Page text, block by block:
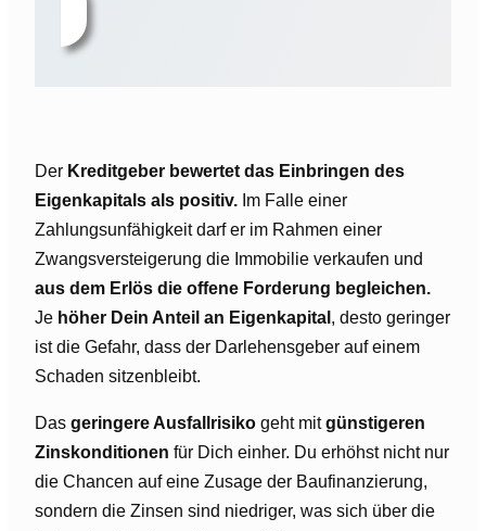
Der Kreditgeber bewertet das Einbringen des
Eigenkapitals als positiv. Im Falle einer
Zahlungsunfähigkeit darf er im Rahmen einer
Zwangsversteigerung die Immobilie verkaufen und
aus dem Erlös die offene Forderung begleichen.
Je höher Dein Anteil an Eigenkapital , desto geringer
ist die Gefahr, dass der Darlehensgeber auf einem
Schaden sitzenbleibt.
Das geringere Ausfallrisiko geht mitgünstigeren
Zinskonditionen für Dich einher. Du erhöhst nicht nur
die Chancen auf eine Zusage der Baufinanzierung,
sondern die Zinsen sind niedriger, was sich über die